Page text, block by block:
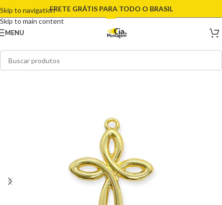
Skip to navigation
Skip to main content
FRETE GRÁTIS PARA TODO O BRASIL
MENU